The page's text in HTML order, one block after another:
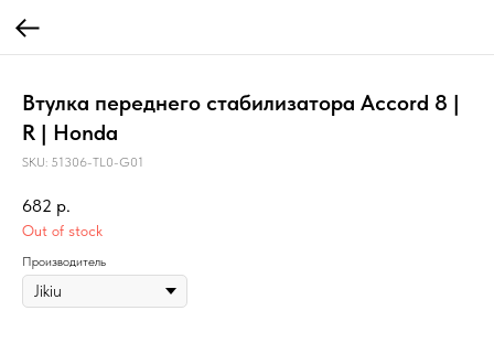
Втулка переднего стабилизатора Accord 8 |
R | Honda
SKU: 51306-TL0-G01
682 р.
Out of stock
Производитель